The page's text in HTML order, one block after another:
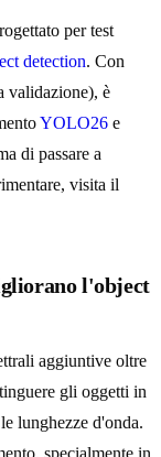
per test
detection. Con
validazione), è
YOLO26 e
di passare a
visita il
l'object
aggiuntive oltre
gli oggetti in
lunghezze d'onda.